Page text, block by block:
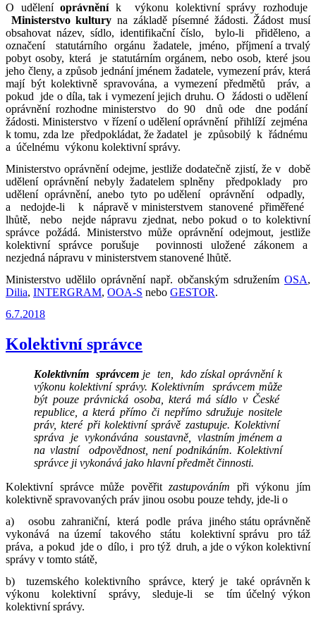
O uděleníoprávněník výkonu kolektivní správy rozhoduje
Ministerstvo kultury na základě písemné žádosti. Žádost musí
obsahovat název, sídlo, identifikační číslo, bylo-li přiděleno, a
označení statutárního orgánu žadatele, jméno, příjmení a trvalý
pobyt osoby, která je statutárním orgánem, nebo osob, které jsou
jeho členy, a způsob jednání jménem žadatele, vymezení práv, která
mají být kolektivně spravována, a vymezení předmětů práv, a
pokud jde o díla, tak i vymezení jejich druhu. O žádosti o udělení
oprávnění rozhodne ministerstvo do 90 dnů ode dne podání
žádosti. Ministerstvo v řízení o udělení oprávnění přihlíží zejména
k tomu, zda lze předpokládat, že žadatel je způsobilý k řádnému
a účelnému výkonu kolektivní správy.
Ministerstvo oprávnění odejme, jestliže dodatečně zjistí, že v době
udělení oprávnění nebyly žadatelem splněny předpoklady pro
udělení oprávnění, anebo tyto po udělení oprávnění odpadly,
a nedojde-li k nápravě v ministerstvem stanovené přiměřené
lhůtě, nebo nejde nápravu zjednat, nebo pokud o to kolektivní
správce požádá. Ministerstvo může oprávnění odejmout, jestliže
kolektivní správce porušuje povinnosti uložené zákonem a
nezjedná nápravu v ministerstvem stanovené lhůtě.
Ministerstvo udělilo oprávnění např. občanským sdružením OSA,
Dilia, INTERGRAM, OOA-S nebo GESTOR.
Publikováno
6.7.2018
Kolektivní správce
Kolektivním správcem je ten, kdo získal oprávnění k
výkonu kolektivní správy. Kolektivním správcem může
být pouze právnická osoba, která má sídlo v České
republice, a která přímo či nepřímo sdružuje nositele
práv, které při kolektivní správě zastupuje. Kolektivní
správa je vykonávána soustavně, vlastním jménem a
na vlastní odpovědnost, není podnikáním. Kolektivní
správce ji vykonává jako hlavní předmět činnosti.
Kolektivní správce může pověřitzastupováním při výkonu jím
kolektivně spravovaných práv jinou osobu pouze tehdy, jde-li o
a) osobu zahraniční, která podle práva jiného státu oprávněně
vykonává na území takového státu kolektivní správu pro táž
práva, a pokud jde o dílo, i pro týž druh, a jde o výkon kolektivní
správy v tomto státě,
b) tuzemského kolektivního správce, který je také oprávněn k
výkonu kolektivní správy, sleduje-li se tím účelný výkon
kolektivní správy.